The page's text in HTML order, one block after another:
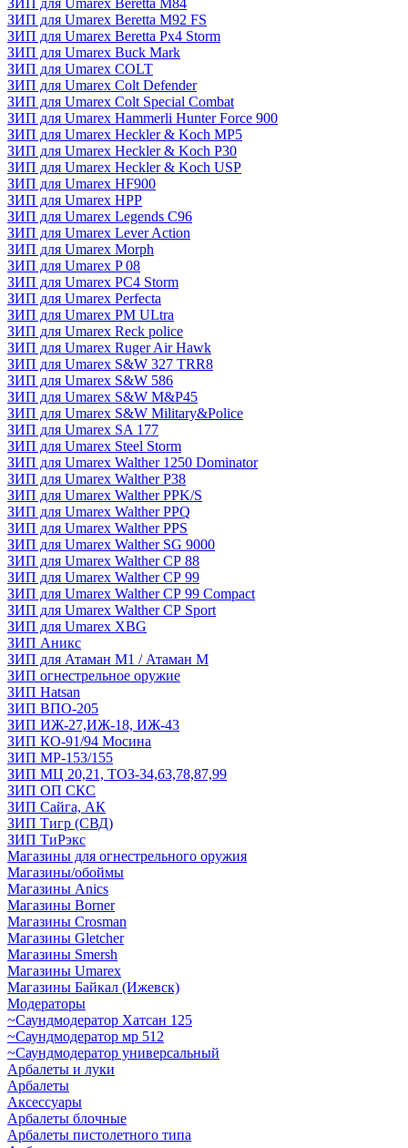
ЗИП для Umarex Beretta M84
ЗИП для Umarex Beretta M92 FS
ЗИП для Umarex Beretta Px4 Storm
ЗИП для Umarex Buck Mark
ЗИП для Umarex COLT
ЗИП для Umarex Colt Defender
ЗИП для Umarex Colt Special Combat
ЗИП для Umarex Hammerli Hunter Force 900
ЗИП для Umarex Heckler & Koch MP5
ЗИП для Umarex Heckler & Koch P30
ЗИП для Umarex Heckler & Koch USP
ЗИП для Umarex HF900
ЗИП для Umarex HPP
ЗИП для Umarex Legends C96
ЗИП для Umarex Lever Action
ЗИП для Umarex Morph
ЗИП для Umarex P 08
ЗИП для Umarex PC4 Storm
ЗИП для Umarex Perfecta
ЗИП для Umarex PM ULtra
ЗИП для Umarex Reck police
ЗИП для Umarex Ruger Air Hawk
ЗИП для Umarex S&W 327 TRR8
ЗИП для Umarex S&W 586
ЗИП для Umarex S&W M&P45
ЗИП для Umarex S&W Military&Police
ЗИП для Umarex SA 177
ЗИП для Umarex Steel Storm
ЗИП для Umarex Walther 1250 Dominator
ЗИП для Umarex Walther P38
ЗИП для Umarex Walther PPK/S
ЗИП для Umarex Walther PPQ
ЗИП для Umarex Walther PPS
ЗИП для Umarex Walther SG 9000
ЗИП для Umarex Walther СР 88
ЗИП для Umarex Walther СР 99
ЗИП для Umarex Walther СР 99 Compact
ЗИП для Umarex Walther СР Sport
ЗИП для Umarex XBG
ЗИП Аникс
ЗИП для Атаман М1 / Атаман М
ЗИП огнестрельное оружие
ЗИП Hatsan
ЗИП ВПО-205
ЗИП ИЖ-27,ИЖ-18, ИЖ-43
ЗИП КО-91/94 Мосина
ЗИП МР-153/155
ЗИП МЦ 20,21, ТОЗ-34,63,78,87,99
ЗИП ОП СКС
ЗИП Сайга, АК
ЗИП Тигр (СВД)
ЗИП ТиРэкс
Магазины для огнестрельного оружия
Магазины/обоймы
Магазины Anics
Магазины Borner
Магазины Crosman
Магазины Gletcher
Магазины Smersh
Магазины Umarex
Магазины Байкал (Ижевск)
Модераторы
~Cаундмодератор Хатсан 125
~Саундмодератор мр 512
~Саундмодератор универсальный
Арбалеты и луки
Арбалеты
Аксессуары
Арбалеты блочные
Арбалеты пистолетного типа